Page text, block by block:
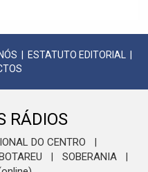
ESTATUTO EDITORIAL
RÁDIOS
DO CENTRO
SOBERANIA